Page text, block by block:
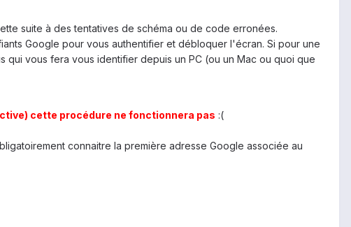
suite à des tentatives de schéma ou de code erronées.
Google pour vous authentifier et débloquer l'écran. Si pour une
vous fera vous identifier depuis un PC (ou un Mac ou quoi que
cette procédure ne fonctionnera pas :(
connaitre la première adresse Google associée au